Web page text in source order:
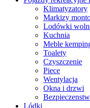
Klimatyzatory
Markizy
Lodówki
Kuchnia
Meble
Toalety
Czyszczenie
Piece
Wentylacja
Okna i drzwi
Lódki